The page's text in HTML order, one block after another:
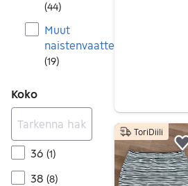
(44)
Muut
naistenvaatteet
(19)
Koko
36 (1)
38 (8)
ToriDiili